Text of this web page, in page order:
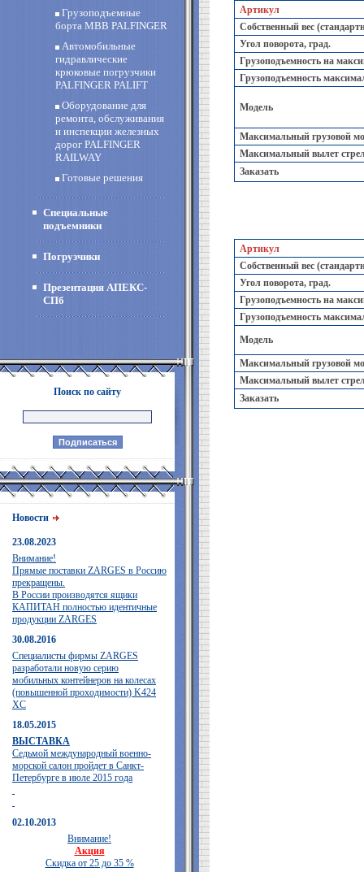
Грузоподъемные
борта MBB PALFINGER
Автомобильные
гидравлические
крюковые погрузчики
PALFINGER PALIFT
Оборудование для
ремонта, обслуживания
и инспекции железных
дорог PALFINGER
RAILWAY
Готовые решения
Специальные
подъемники
Погрузчики
Презентация АПЕКС-
СПб
Поиск по сайту
Новости
23.08.2023
Внимание!
Прямые поставки ZARGES в Россию
прекращены.
В России производятся ящики
КАПИТАН полностью идентичные
продукции ZARGES
30.08.2016
Специалисты фирмы ZARGES
разработали новую серию
мобильных контейнеров на колесах
(повышенной проходимости) K424
XC
18.05.2015
ВЫСТАВКА
Седьмой международный военно-
морской салон пройдет в Санкт-
Петербурге в июле 2015 года
02.10.2013
Внимание!
Акция
Скидка от 25 до 35 %
Артикул
Собственный вес
Угол поворота, град.
Грузоподъемность на
Грузоподъемность
Модель
Максимальный грузовой
Максимальный вылет
Заказать
Артикул
Собственный вес
Угол поворота, град.
Грузоподъемность на
Грузоподъемность
Модель
Максимальный грузовой
Максимальный вылет
Заказать